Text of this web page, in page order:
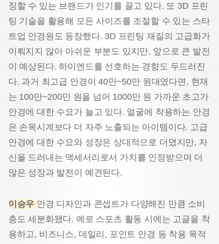
징할 수 있는 브랜드가 인기를 끌고 있다. 또 3D 프린
팅 기술을 활용해 모든 사이즈를 조절할 수 있는 스타
트업 안경원도 등장했다. 3D 프린팅 재질의 고급화가
이뤄지지 않아 아쉬운 부분도 있지만, 앞으로 큰 발전
이 예상된다. 하이엔드를 선호하는 경향도 두드러진
다. 과거 최고급 안경이 40만~50만 원대였다면, 현재
는 100만~200만 원을 넘어 1000만 원 가까운 초고가
안경에 대한 수요가 늘고 있다. 얼굴에 착용하는 안경
은 손목시계보다 더 자주 노출되는 아이템이다. 고급
안경에 대한 수요와 성장은 상대적으로 더뎠지만, 자
신을 드러내는 액세서리로서 가치를 인정받으며 더
많은 성장과 발전이 예견된다.
이승우 안경 디자인과 콘셉트가 다양해진 만큼 소비
층도 세분화됐다. 예로 스포츠 활동 시에는 고글을 착
용하고, 비즈니스, 데일리, 포인트 안경 등 착용 목적